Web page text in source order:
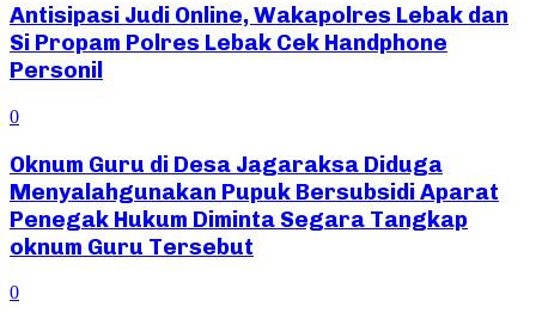
Antisipasi Judi Online, Wakapolres Lebak dan
Si Propam Polres Lebak Cek Handphone
Personil
0
Oknum Guru di Desa Jagaraksa Diduga
Menyalahgunakan Pupuk Bersubsidi Aparat
Penegak Hukum Diminta Segara Tangkap
oknum Guru Tersebut
0